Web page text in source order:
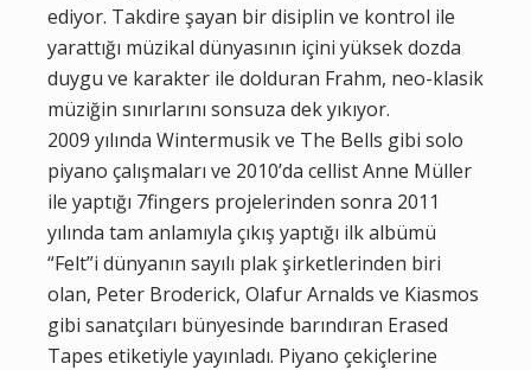
ediyor. Takdire şayan bir disiplin ve kontrol ile
yarattığı müzikal dünyasının içini yüksek dozda
duygu ve karakter ile dolduran Frahm, neo-klasik
müziğin sınırlarını sonsuza dek yıkıyor.
2009 yılında Wintermusik ve The Bells gibi solo
piyano çalışmaları ve 2010’da cellist Anne Müller
ile yaptığı 7fingers projelerinden sonra 2011
yılında tam anlamıyla çıkış yaptığı ilk albümü
“Felt”i dünyanın sayılı plak şirketlerinden biri
olan, Peter Broderick, Olafur Arnalds ve Kiasmos
gibi sanatçıları bünyesinde barındıran Erased
Tapes etiketiyle yayınladı. Piyano çekiçlerine